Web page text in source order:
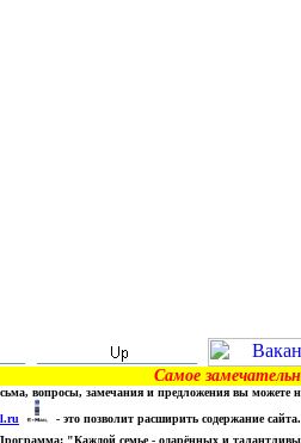
Самое
вопросы, замечания и предложения вы можете
- это позволит расширить содержание сайта.
"Каждой семье - одарённых и